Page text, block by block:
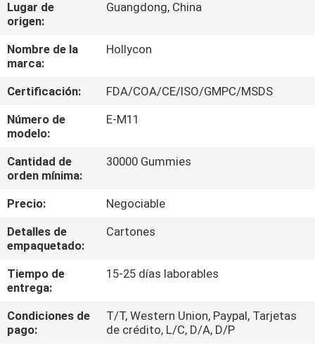
NOSOTROS
VISITA
A
LA
FÁBRICA
DE
CALIDAD
CONTACTO
NOTICIAS
Lugar de
origen:
Guangdong, China
Nombre de la
marca:
Hollycon
Certificación:
FDA/COA/CE/ISO/GMPC/MSDS
Número de
modelo:
E-M11
Cantidad de
orden mínima:
30000 Gummies
Precio:
Negociable
Detalles de
empaquetado:
Cartones
Tiempo de
entrega:
15-25 días laborables
Condiciones de
pago:
T/T, Western Union, Paypal, Tarjetas
de crédito, L/C, D/A, D/P